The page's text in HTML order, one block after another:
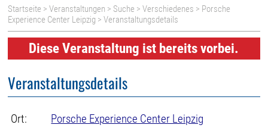
Startseite >Veranstaltungen > Suche >Verschiedenes > Porsche
Experience Center Leipzig > Veranstaltungsdetails
Diese Veranstaltung ist bereits vorbei.
Veranstaltungsdetails
Ort:
Porsche Experience Center Leipzig